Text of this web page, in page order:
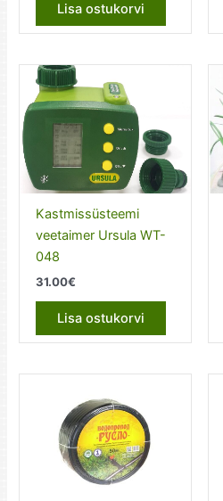
Lisa ostukorvi
Kastmissüsteemi
veetaimer Ursula WT-
048
31.00€
Lisa ostukorvi